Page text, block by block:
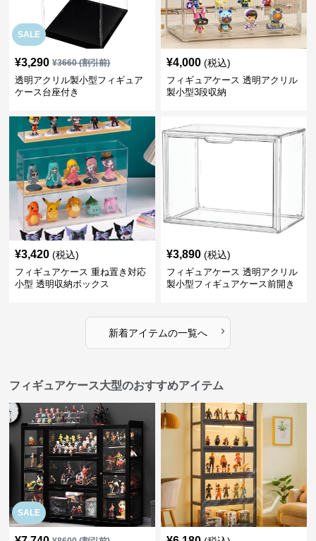
SALE
¥3,290 ¥3660(割引前)
透明アクリル製小型フィギュア
ケース台座付き
¥4,000 (税込)
フィギュアケース 透明アクリル
製小型3段収納
¥3,420 (税込)
フィギュアケース 重ね置き対応
小型 透明収納ボックス
¥3,890 (税込)
フィギュアケース 透明アクリル
製小型フィギュアケース前開き
新着アイテムの一覧へ ›
フィギュアケース大型のおすすめアイテム
SALE